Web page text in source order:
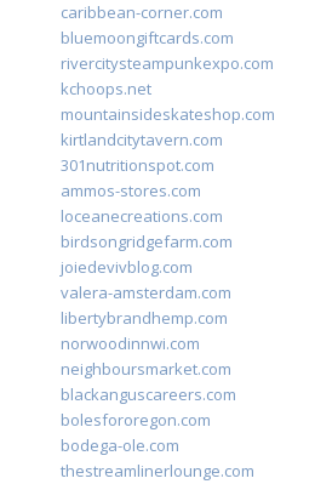
caribbean-corner.com
bluemoongiftcards.com
rivercitysteampunkexpo.com
kchoops.net
mountainsideskateshop.com
kirtlandcitytavern.com
301nutritionspot.com
ammos-stores.com
loceanecreations.com
birdsongridgefarm.com
joiedevivblog.com
valera-amsterdam.com
libertybrandhemp.com
norwoodinnwi.com
neighboursmarket.com
blackanguscareers.com
bolesfororegon.com
bodega-ole.com
thestreamlinerlounge.com